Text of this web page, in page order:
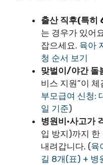
출산 직후(특히
는 경우가 있어
잡으세요. 육아
청 순서 보기
맞벌이/야간 돌
비스 지원”이
부모급여 신청:
일 기준)
병원비·사고가
입 방지)까지 한
내려갑니다. (육
길 8개(표) + 병